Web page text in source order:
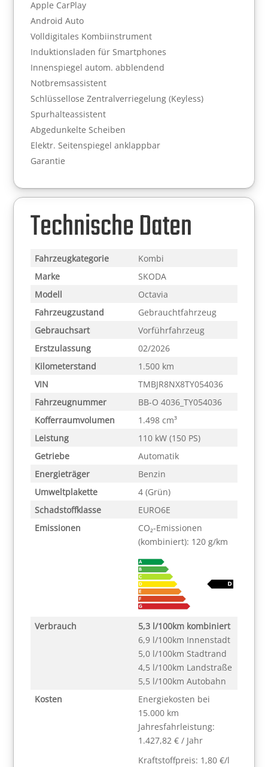
Apple CarPlay
Android Auto
Volldigitales Kombiinstrument
Induktionsladen für Smartphones
Innenspiegel autom. abblendend
Notbremsassistent
Schlüssellose Zentralverriegelung (Keyless)
Spurhalteassistent
Abgedunkelte Scheiben
Elektr. Seitenspiegel anklappbar
Garantie
Technische Daten
Fahrzeugkategorie
Kombi
Marke
SKODA
Modell
Octavia
Fahrzeugzustand
Gebrauchtfahrzeug
Gebrauchsart
Vorführfahrzeug
Erstzulassung
02/2026
Kilometerstand
1.500 km
VIN
TMBJR8NX8TY054036
Fahrzeugnummer
BB-O 4036_TY054036
Kofferraumvolumen
1.498 cm³
Leistung
110 kW (150 PS)
Getriebe
Automatik
Energieträger
Benzin
Umweltplakette
4 (Grün)
Schadstoffklasse
EURO6E
Emissionen
CO₂-Emissionen
(kombiniert): 120 g/km
Verbrauch
5,3 l/100km kombiniert
6,9 l/100km Innenstadt
5,0 l/100km Stadtrand
4,5 l/100km Landstraße
5,5 l/100km Autobahn
Kosten
Energiekosten bei
15.000 km
Jahresfahrleistung:
1.427,82 € / Jahr
Kraftstoffpreis: 1,80 €/l